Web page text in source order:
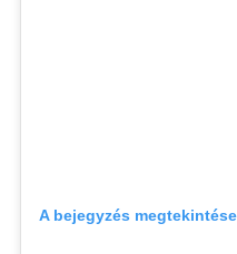
A bejegyzés